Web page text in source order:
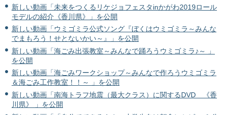
新しい動画「未来をつくるリケジョフェスタinかがわ2019ロール
モデルの紹介《香川県》」を公開
新しい動画「ウミゴミラ公式ソング『ぼくはウミゴミラ～みんな
でまもろう！せとないかい～』」を公開
新しい動画「海ごみ出張教室～みんなで踊ろうウミゴミラ♪～ 」
を公開
新しい動画「海ごみワークショップ～みんなで作ろうウミゴミラ
＆海ごみ工作教室！！～ 」を公開
新しい動画「南海トラフ地震（最大クラス）に関するDVD 《香
川県》 」を公開